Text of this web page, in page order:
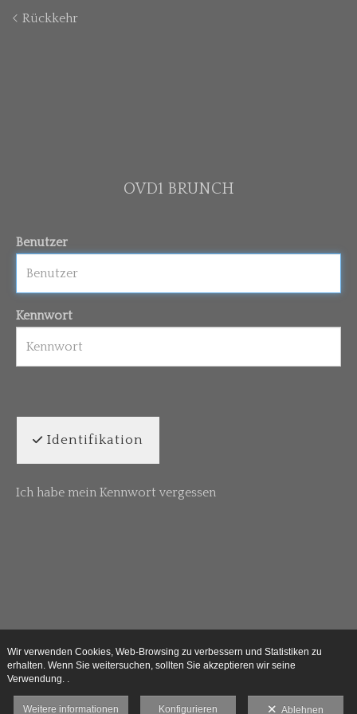
Rückkehr
OVD1 BRUNCH
Benutzer
Kennwort
Identifikation
Ich habe mein Kennwort vergessen
Wir verwenden Cookies, Web-Browsing zu verbessern und Statistiken zu
erhalten. Wenn Sie weitersuchen, sollten Sie akzeptieren wir seine
Verwendung. .
Weitere informationen Konfigurieren Ablehnen